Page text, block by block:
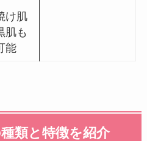
け肌
肌も
能
類と特徴を紹介